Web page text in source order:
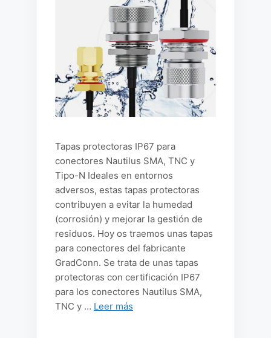
Tapas protectoras IP67 para
conectores Nautilus SMA, TNC y
Tipo-N Ideales en entornos
adversos, estas tapas protectoras
contribuyen a evitar la humedad
(corrosión) y mejorar la gestión de
residuos. Hoy os traemos unas tapas
para conectores del fabricante
GradConn. Se trata de unas tapas
protectoras con certificación IP67
para los conectores Nautilus SMA,
TNC y … Leer más